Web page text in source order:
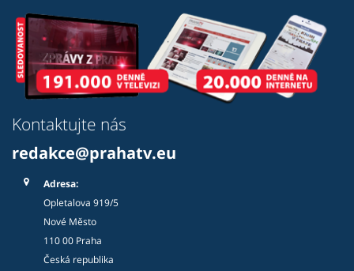
Kontaktujte nás
redakce@prahatv.eu
Adresa:
Opletalova 919/5
Nové Město
110 00 Praha
Česká republika